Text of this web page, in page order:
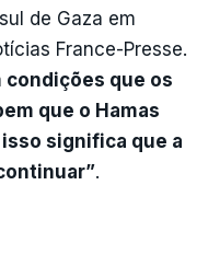
de Gaza em
France-Presse.
condições que os
que o Hamas
significa que a
.